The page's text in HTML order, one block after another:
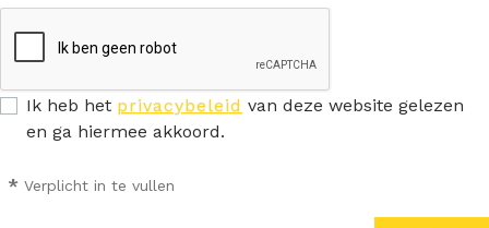
Ik heb het privacybeleid van deze website gelezen
en ga hiermee akkoord.
* Verplicht in te vullen